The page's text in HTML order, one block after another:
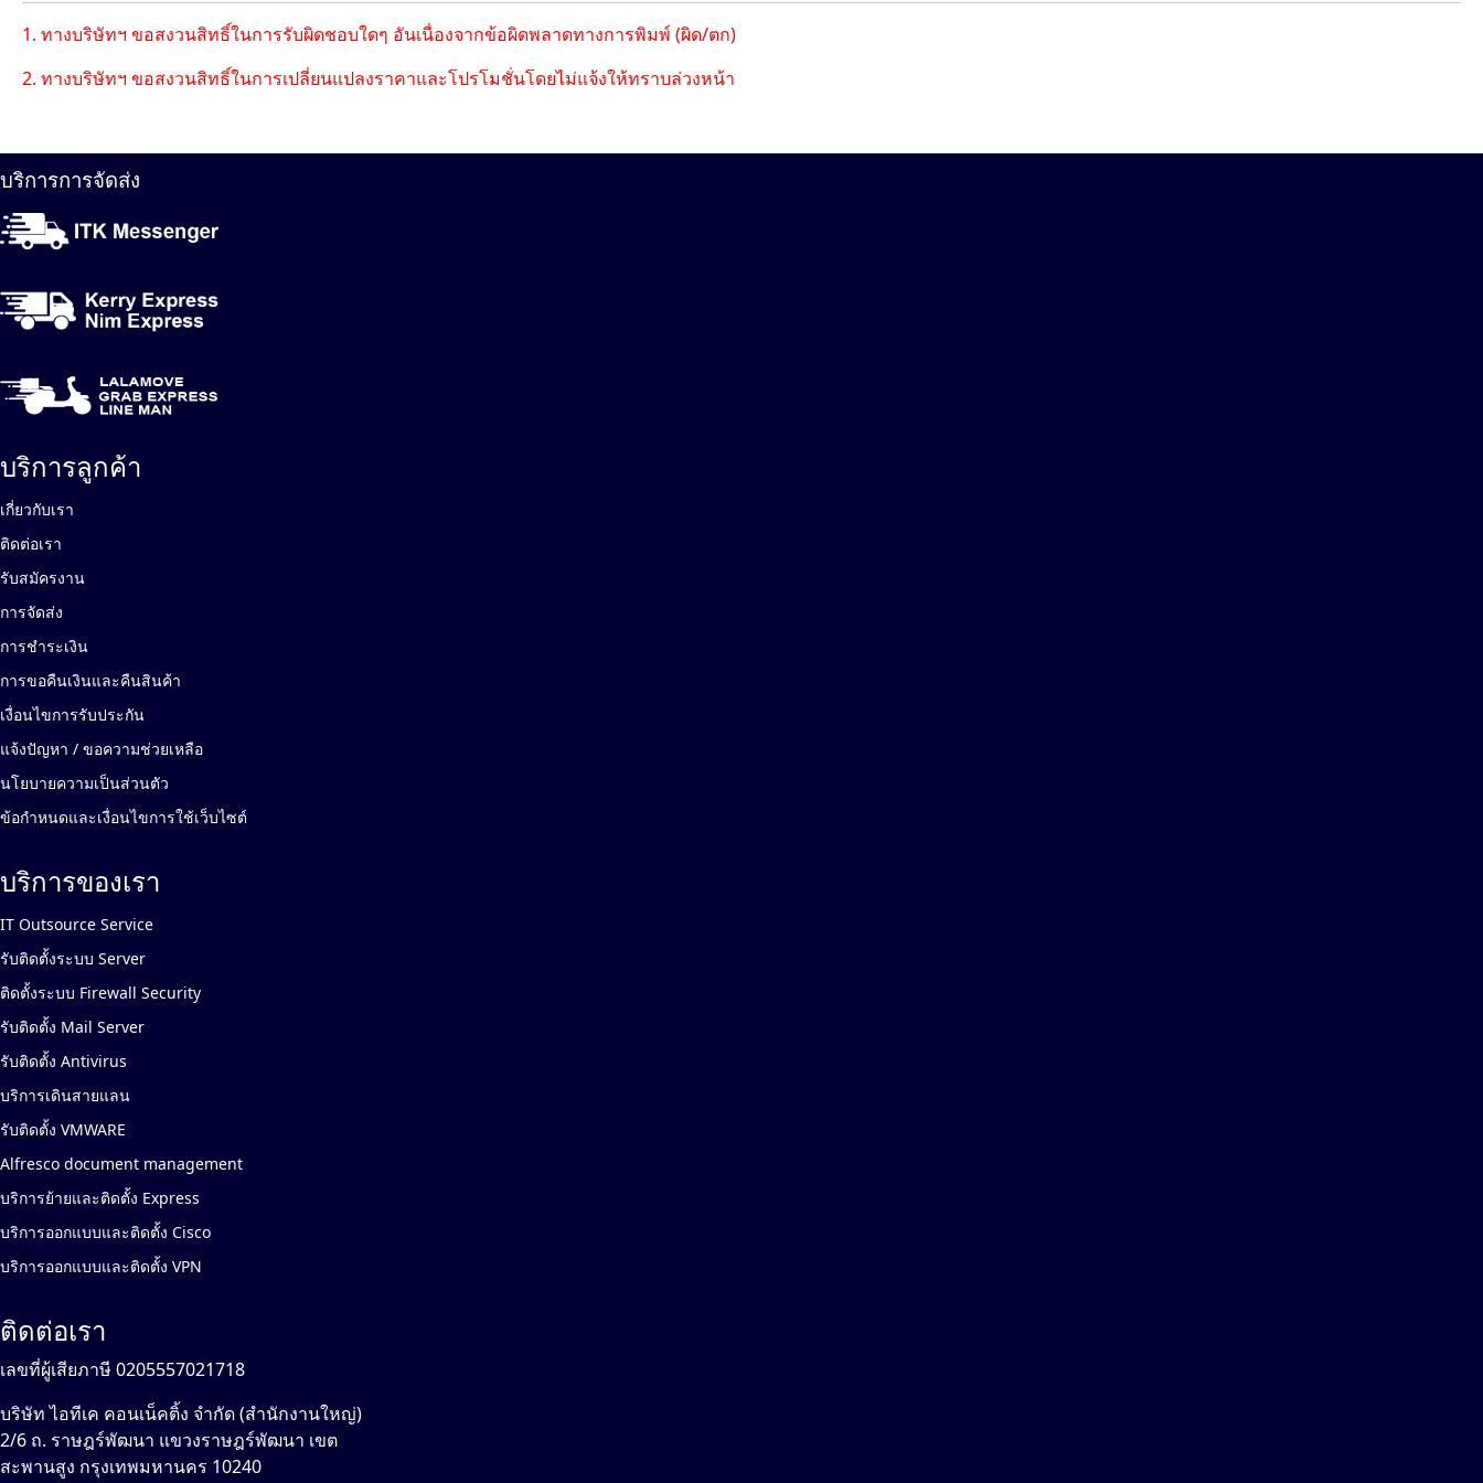
1. ทางบริษัทฯ ขอสงวนสิทธิ์ในการรับผิดชอบใดๆ อันเนื่องจากข้อผิดพลาดทางการพิมพ์ (ผิด/ตก)
2. ทางบริษัทฯ ขอสงวนสิทธิ์ในการเปลี่ยนแปลงราคาและโปรโมชั่นโดยไม่แจ้งให้ทราบล่วงหน้า
บริการการจัดส่ง
บริการลูกค้า
เกี่ยวกับเรา
ติดต่อเรา
รับสมัครงาน
การจัดส่ง
การชำระเงิน
การขอคืนเงินและคืนสินค้า
เงื่อนไขการรับประกัน
แจ้งปัญหา / ขอความช่วยเหลือ
นโยบายความเป็นส่วนตัว
ข้อกำหนดและเงื่อนไขการใช้เว็บไซต์
บริการของเรา
IT Outsource Service
รับติดตั้งระบบ Server
ติดตั้งระบบ Firewall Security
รับติดตั้ง Mail Server
รับติดตั้ง Antivirus
บริการเดินสายแลน
รับติดตั้ง VMWARE
Alfresco document management
บริการย้ายและติดตั้ง Express
บริการออกแบบและติดตั้ง Cisco
บริการออกแบบและติดตั้ง VPN
ติดต่อเรา
เลขที่ผู้เสียภาษี 0205557021718
บริษัท ไอทีเค คอนเน็คติ้ง จำกัด (สำนักงานใหญ่)
2/6 ถ. ราษฎร์พัฒนา แขวงราษฎร์พัฒนา เขต
สะพานสูง กรุงเทพมหานคร 10240